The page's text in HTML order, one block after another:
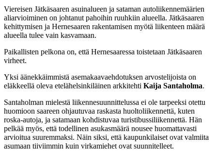
Viereisen Jätkäsaaren asuinalueen ja sataman autoliikennemäärien
aliarvioiminen on johtanut pahoihin ruuhkiin alueella. Jätkäsaaren
kehittymisen ja Hernesaaren rakentamisen myötä liikenteen määrä
alueella tulee vain kasvamaan.
Paikallisten pelkona on, että Hernesaaressa toistetaan Jätkäsaaren
virheet.
Yksi äänekkäimmistä asemakaavaehdotuksen arvostelijoista on
eläkkeellä oleva etelähelsinkiläinen arkkitehti Kaija Santaholma.
Santaholman mielestä liikennesuunnittelussa ei ole tarpeeksi otettu
huomioon saareen ohjautuvaa raskasta huoltoliikennettä, kuten
roska-autoja, ja satamaan kohdistuvaa turistibussiliikennettä. Hän
pelkää myös, että todellinen asukasmäärä nousee huomattavasti
arvioitua suuremmaksi. Näin siksi, että kaupunkilaiset ovat valmiita
asumaan tiiviimmin kuin virkamiehet ovat suunnitelleet.